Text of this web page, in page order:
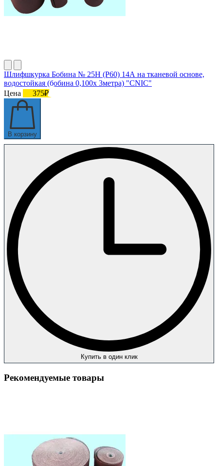
Шлифшкурка Бобина № 25Н (P60) 14А на тканевой основе,
водостойкая (бобина 0,100х 3метра) "CNIC"
Цена
375₽
В корзину
Купить в один клик
Рекомендуемые товары